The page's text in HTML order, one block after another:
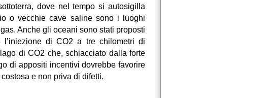
dove nel tempo si autosigilla
o vecchie cave saline sono i luoghi
Anche gli oceani sono stati proposti
di CO2 a tre chilometri di
di CO2 che, schiacciato dalla forte
di appositi incentivi dovrebbe favorire
e non priva di difetti.